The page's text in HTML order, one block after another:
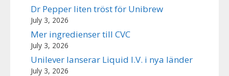
Dr Pepper liten tröst för Unibrew
July 3, 2026
Mer ingredienser till CVC
July 3, 2026
Unilever lanserar Liquid I.V. i nya länder
July 3, 2026